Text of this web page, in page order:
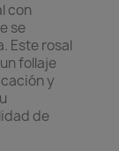
con
se
Este rosal
follaje
y
de